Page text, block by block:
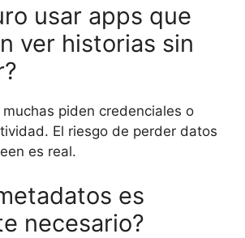
usar apps que
ver historias sin
muchas piden credenciales o
El riesgo de perder datos
es real.
es
necesario?